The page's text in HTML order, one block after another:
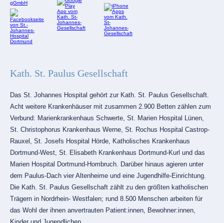
Kath. St. Paulus Gesellschaft
Das St. Johannes Hospital gehört zur Kath. St. Paulus Gesellschaft.
Acht weitere Krankenhäuser mit zusammen 2.900 Betten zählen zum
Verbund: Marienkrankenhaus Schwerte, St. Marien Hospital Lünen,
St. Christophorus Krankenhaus Werne, St. Rochus Hospital Castrop-
Rauxel, St. Josefs Hospital Hörde, Katholisches Krankenhaus
Dortmund-West, St. Elisabeth Krankenhaus Dortmund-Kurl und das
Marien Hospital Dortmund-Hombruch. Darüber hinaus agieren unter
dem Paulus-Dach vier Altenheime und eine Jugendhilfe-Einrichtung.
Die Kath. St. Paulus Gesellschaft zählt zu den größten katholischen
Trägern in Nordrhein- Westfalen; rund 8.500 Menschen arbeiten für
das Wohl der ihnen anvertrauten Patient:innen, Bewohner:innen,